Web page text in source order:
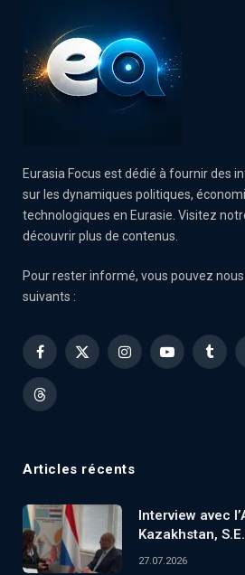
Eurasia Focus est dédié à fournir des
sur les dynamiques politiques,
technologiques en Eurasie. Visitez
découvrir plus de contenus.
Pour rester informé, vous pouvez
suivants :
Facebook
X
InstagramYouTube
Threads
Articles récents
Interview avec
Kazakhstan,
27.07.2026